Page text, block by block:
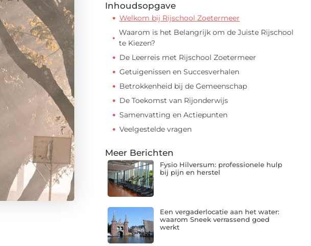
Inhoudsopgave
Welkom bij Rijschool Zoetermeer
Waarom is het Belangrijk om de Juiste Rijschool
te Kiezen?
De Leerreis met Rijschool Zoetermeer
Getuigenissen en Succesverhalen
Betrokkenheid bij de Gemeenschap
De Toekomst van Rijonderwijs
Samenvatting en Actiepunten
Veelgestelde vragen
Meer Berichten
Fysio Hilversum: professionele hulp
bij pijn en herstel
Een vergaderlocatie aan het water:
waarom Sneek verrassend goed
werkt